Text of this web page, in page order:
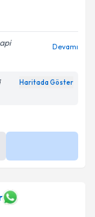
Devamı
Haritada Göster